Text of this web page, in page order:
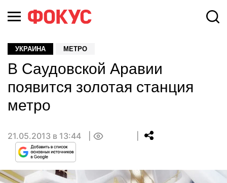
УКРАИНА МЕТРО
В Саудовской Аравии
появится золотая станция
метро
21.05.2013 в 13:44